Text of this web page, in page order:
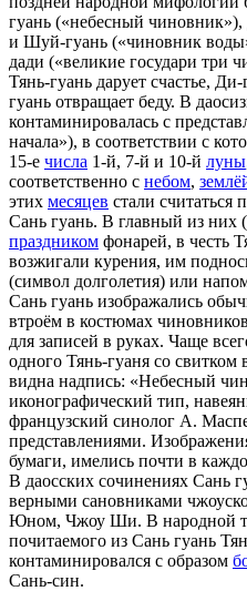
гуань («небесный
и Шуй-гуань («чиновник
дади («великие государи три
Тянь-гуань дарует счастье,
гуань отвращает беду. В
контаминировалась с
начала»), в соответствии с
15-е числа 1-й, 7-й и 10-й луны
соответственно с небом,
этих месяцев стали
Сань гуань. В главный из них
праздником фонарей, в честь
возжигали курения, им
(символ долголетия) или
Сань гуань изображались
втроём в костюмах
для записей в руках. Чаще
одного Тянь-гуаня со
видна надпись: «Небесный
иконографический тип,
французский синолог А.
представлениями.
бумаги, имелись почти в
В даосских сочинениях Сань
верными сановниками
Юном, Чжоу Ши. В народной
почитаемого из Сань гуань
контаминировался с образом
Сань-син.